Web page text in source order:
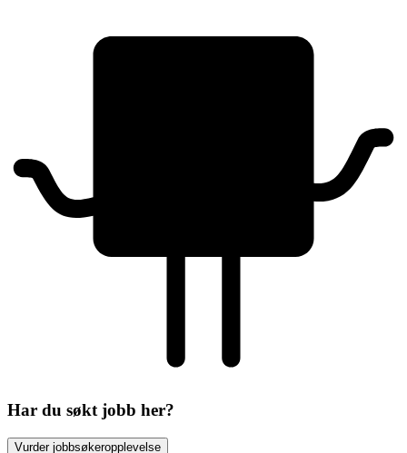
Har du søkt jobb her?
Vurder jobbsøkeropplevelse